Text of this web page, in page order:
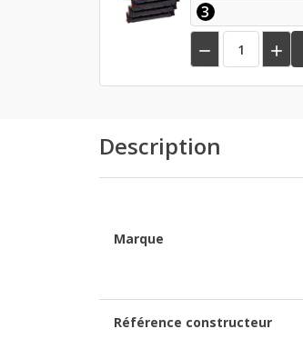
3
 
Description
Marque
Référence constructeur